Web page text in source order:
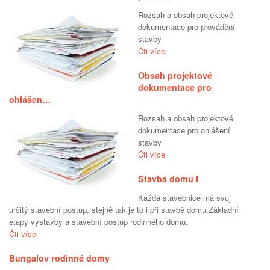
Rozsah a obsah projektové
dokumentace pro provádění
stavby
Čti více
Obsah projektové
dokumentace pro
ohlášen…
Rozsah a obsah projektové
dokumentace pro ohlášení
stavby
Čti více
Stavba domu I
Každá stavebnice má svuj
určitý stavební postup, stejně tak je to i při stavbě domu.Základní
etapy výstavby a stavební postup rodinného domu.
Čti více
Bungalov rodinné domy